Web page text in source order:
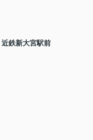
鉄新大宮駅前